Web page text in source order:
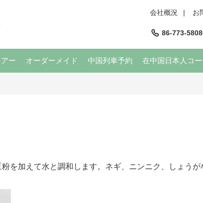
会社概況 | お
86-773-
ー オーダーメイド 中国列車予約 在中国日本人コ
を加えて水と調和します。ネギ、ニンニク、しょう